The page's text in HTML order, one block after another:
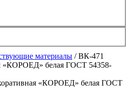
материалы /ВК-471
«КОРОЕД» белая ГОСТ 54358-